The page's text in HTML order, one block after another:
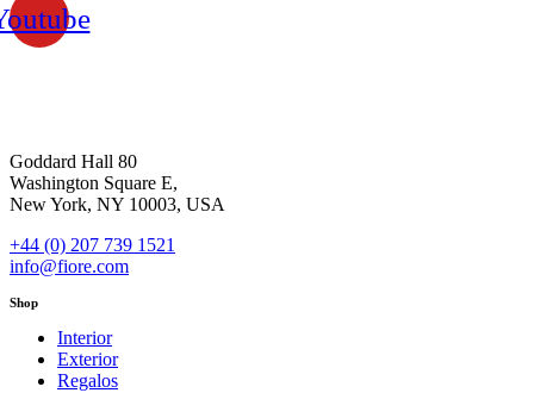
Goddard Hall 80
Washington Square E,
New York, NY 10003, USA
+44 (0) 207 739 1521
info@fiore.com
Shop
Interior
Exterior
Regalos